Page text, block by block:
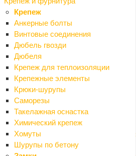
Крепеж
Анкерные болты
Винтовые соединения
Дюбель гвозди
Дюбеля
Крепеж для теплоизоляции
Крепежные элементы
Крюки-шурупы
Саморезы
Такелажная оснастка
Химический крепеж
Хомуты
Шурупы по бетону
Измельчители садовые
Культиваторы
Кусторезы
Мойки высокого давления
Мотоприводы
Опрыскиватели
Пилы цепные
Расходные материалы и оснастка
Назад
Расходные материалы и оснастка
Аккумуляторы, зарядные устройства
Аксессуары и моющие средства для
Биты, насадки на шуруповерт